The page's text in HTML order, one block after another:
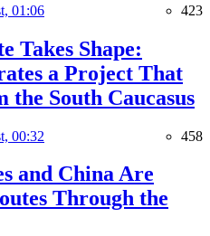
01:06 423
Takes Shape:
a Project That
the South Caucasus
00:32 458
and China Are
Through the